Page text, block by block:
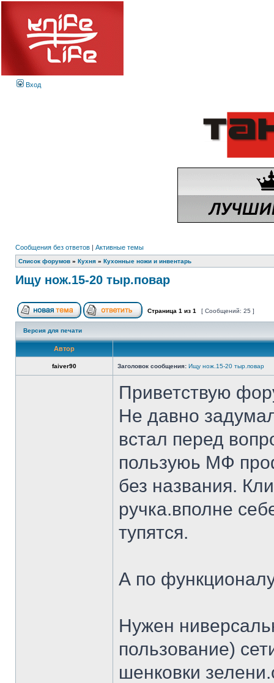
Вход
Сообщения без ответов | Активные темы
Список форумов » Кухня » Кухонные ножи и инвентарь
Ищу нож.15-20 тыр.повар
Страница 1 из 1 [ Сообщений: 25 ]
Версия для печати
Автор
faiver90 Заголовок сообщения: Ищу нож.15-20 тыр.повар
Приветствую
Не давно
встал перед
пользуюь МФ
без названия.
ручка.вполне
тупятся.
А по
Нужен
пользование)
шенковки